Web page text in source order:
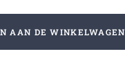
AAN DE WINKELWAGEN